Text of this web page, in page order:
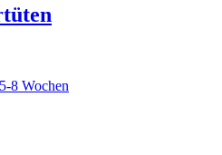
8 Wochen